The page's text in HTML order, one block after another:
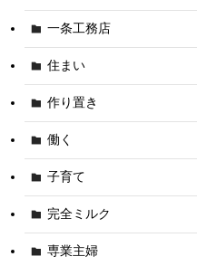
一条工務店
住まい
作り置き
働く
子育て
完全ミルク
専業主婦